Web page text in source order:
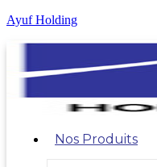
Ayuf Holding
Nos Produits